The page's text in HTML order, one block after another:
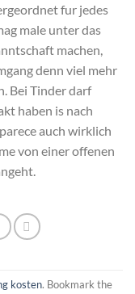
fur jedes
male unter das
machen,
denn viel mehr
Bei Tinder darf
haben is nach
auch wirklich
von einer offenen
kosten. Bookmark the